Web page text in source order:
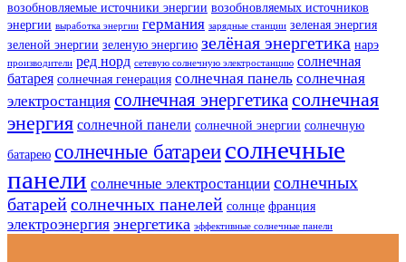
возобновляемые источники энергии возобновляемых источников
энергии выработка энергии германия зарядные станции зеленая энергия
зеленой энергии зеленую энергию зелёная энергетика нарэ
производители ред норд сетевую солнечную электростанцию солнечная
батарея солнечная генерация солнечная панель солнечная
электростанция солнечная энергетикасолнечная
энергия солнечной панели солнечной энергии солнечную
батарею солнечные батареисолнечные
панели солнечные электростанции солнечных
батарейсолнечных панелей солнце франция
электроэнергия энергетика эффективные солнечные панели